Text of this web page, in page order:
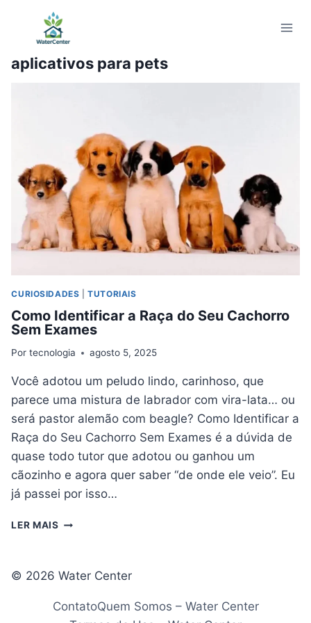
Conteúdo
aplicativos para pets
CURIOSIDADES |TUTORIAIS
Como Identificar a Raça do Seu Cachorro
Sem Exames
Por tecnologia agosto 5, 2025
Você adotou um peludo lindo, carinhoso, que
parece uma mistura de labrador com vira-lata… ou
será pastor alemão com beagle? Como Identificar a
Raça do Seu Cachorro Sem Exames é a dúvida de
quase todo tutor que adotou ou ganhou um
cãozinho e agora quer saber “de onde ele veio”. Eu
já passei por isso…
LER MAIS COMO
DO
CACHORRO
© 2026 Water Center
ContatoQuem Somos – Water Center